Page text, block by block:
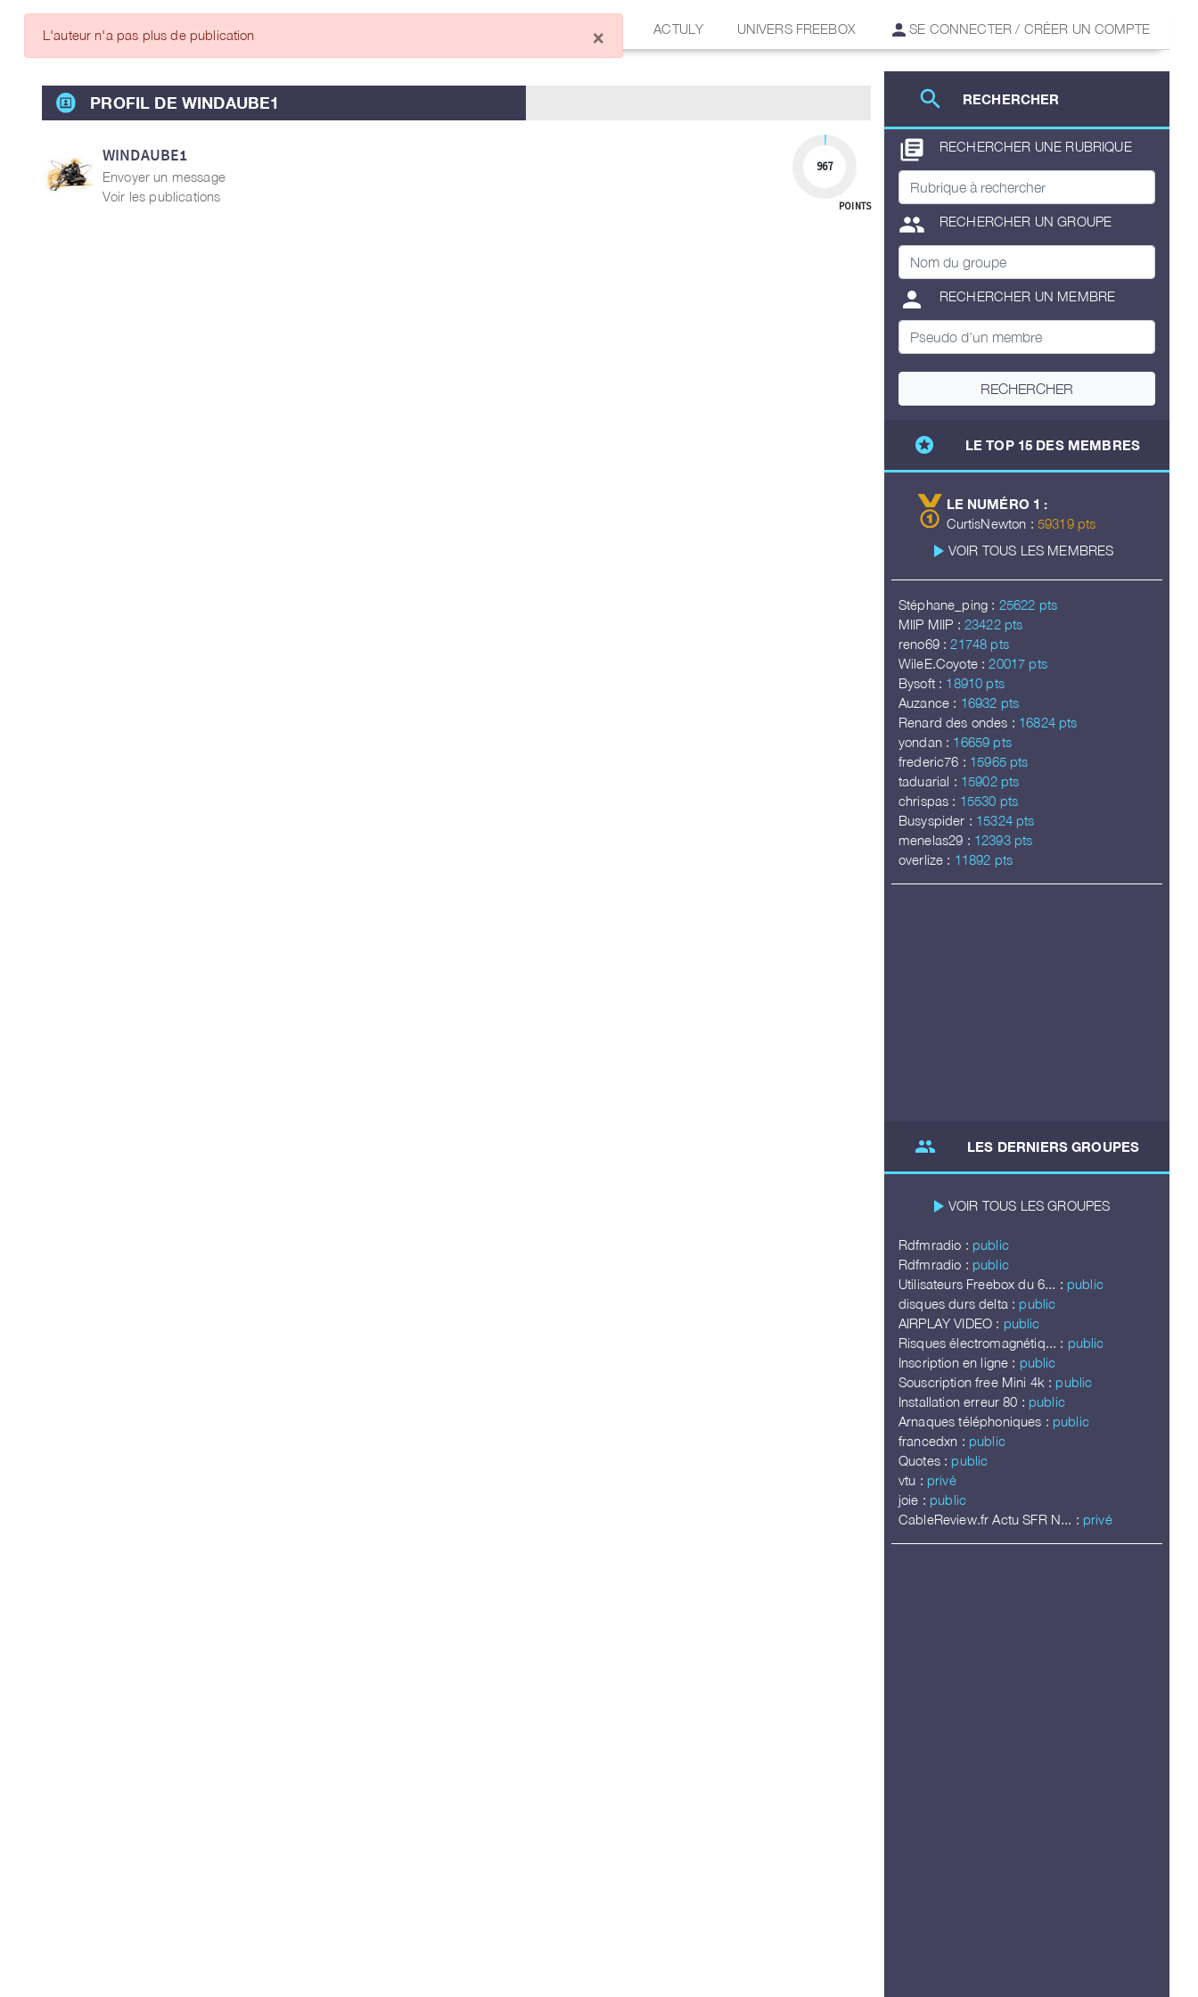
ARTICLES DES MEMBRES ACTULY UNIVERS FREEBOX SE CONNECTER / CRÉER UN COMPTE
search RECHERCHER
library_books RECHERCHER UNE RUBRIQUE
group RECHERCHER UN GROUPE
person RECHERCHER UN MEMBRE
RECHERCHER
stars LE TOP 15 DES MEMBRES
LE NUMÉRO 1 :
CurtisNewton : 59319 pts
play_arrow VOIR TOUS LES MEMBRES
Stéphane_ping : 25622 pts
MIIP MIIP : 23422 pts
reno69 : 21748 pts
WileE.Coyote : 20017 pts
Bysoft : 18910 pts
Auzance : 16932 pts
Renard des ondes : 16824 pts
yondan : 16659 pts
frederic76 : 15965 pts
taduarial : 15902 pts
chrispas : 15530 pts
Busyspider : 15324 pts
menelas29 : 12393 pts
overlize : 11892 pts
group LES DERNIERS GROUPES
play_arrow VOIR TOUS LES GROUPES
Rdfmradio : public
Rdfmradio : public
Utilisateurs Freebox du 6... : public
disques durs delta : public
AIRPLAY VIDEO : public
Risques électromagnétiq... : public
Inscription en ligne : public
Souscription free Mini 4k : public
Installation erreur 80 : public
Arnaques téléphoniques : public
francedxn : public
Quotes : public
vtu : privé
joie : public
CableReview.fr Actu SFR N... : privé
PROFIL DE WINDAUBE1
WINDAUBE1
Envoyer un message
Voir les publications
967
POINTS
L'auteur n'a pas plus de publication ×